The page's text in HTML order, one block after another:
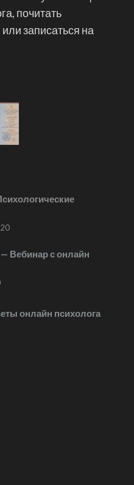
почитать
записаться на
— Вебинар с онлайн
онлайн психолога